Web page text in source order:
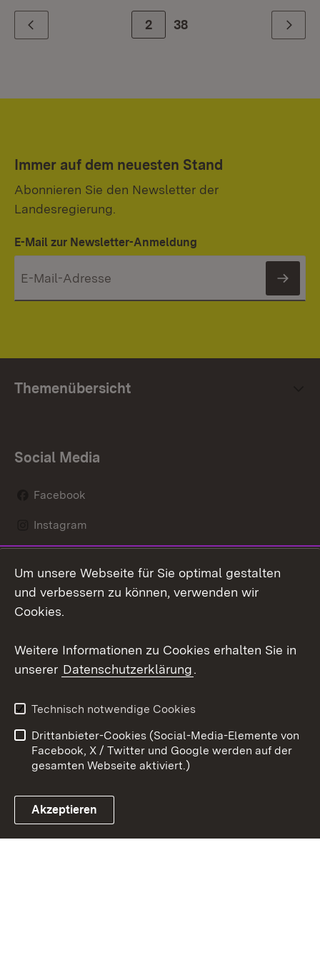
Zurück Zur Seite
2 38 Weiter
Immer auf dem neuesten Stand
Abonnieren Sie den Newsletter der
Landesregierung.
E-Mail zur Newsletter-Anmeldung
Themenübersicht
Social Media
Facebook
Instagram
Mastodon
Youtube
Link zum Landesportal
Kontakt
Datenschutz
Barrierefreiheit
Impressum Cookies
Um unsere Webseite für Sie optimal gestalten
und verbessern zu können, verwenden wir
Cookies.
Weitere Informationen zu Cookies erhalten Sie in
unserer Datenschutzerklärung.
Technisch notwendige Cookies
Drittanbieter-Cookies (Social-Media-Elemente von
Facebook, X / Twitter und Google werden auf der
gesamten Webseite aktiviert.)
Akzeptieren